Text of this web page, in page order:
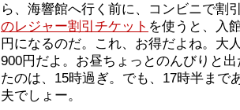
ら、海響館へ行く前に、コンビニで割
のレジャー割引チケット を使うと、入
円になるのだ。これ、お得だよね。大
900円だよ。お昼ちょっとのんびりと
たのは、15時過ぎ。でも、17時半まで
夫でしょー。